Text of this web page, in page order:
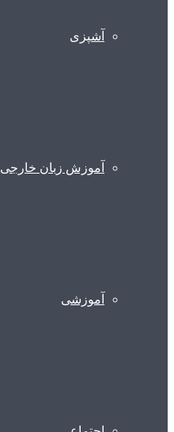
آشپزی
آموزش زبان خارجی
آموزشی